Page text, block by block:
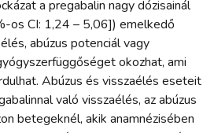
a pregabalin nagy dózisainál
os CI: 1,24 – 5,06]) emelkedő
abúzus potenciál vagy
okozhat, ami
Abúzus és visszaélés eseteit
való visszaélés, az abúzus
betegeknél, akik anamnézisében